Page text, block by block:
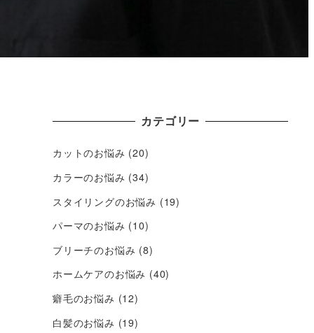
カテゴリー
カットのお悩み (20)
カラーのお悩み (34)
スタイリングのお悩み (19)
パーマのお悩み (10)
ブリーチのお悩み (8)
ホームケアのお悩み (40)
癖毛のお悩み (12)
白髪のお悩み (19)